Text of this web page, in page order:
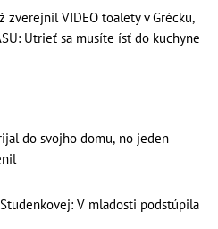
zverejnil VIDEO toalety v Grécku,
Utrieť sa musíte ísť do kuchyne
do svojho domu, no jeden
V mladosti podstúpila